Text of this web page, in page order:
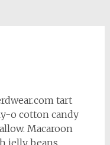
tart
o cotton candy
Macaroon
jelly beans.